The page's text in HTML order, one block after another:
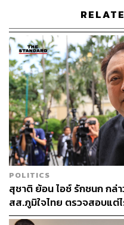
ทรัพยากรน้ำ พ.ศ. 2561 ห
น้ำ ให้กับผู้มีส่วนได้ส่วนเสี
ได้รับทราบ ทั้งหน่วยงานภ
ลุ่มน้ำ ภาคเอกชน ผู้มีส่วนไ
ประชาชนทั่วไป โดยการป
การดำเนินงานของโครงก
ศึกษา ตลอดจนแผนการดำ
สำคัญจะเปิดเวทีรับฟังควา
เกี่ยวข้อง และร่วมมือหาท
ศึกษาบนพื้นฐานการมีส่วน
กับสภาพพื้นที่และภูมิสังคม
กลุ่มใหญ่และกลุ่มย่อย จำน
ครอบคลุมทุกลุ่มน้ำ เพื่อเป็น
รับรู้และเข้าใจให้กับประช
เดือนกุมภาพันธ์ 2563
POLITICS
สุชาติ ย้อน ไอซ์ รักชนก กล่
สส.ภูมิใจไทย ตรวจสอบแต่
อาชีพกว่านี้